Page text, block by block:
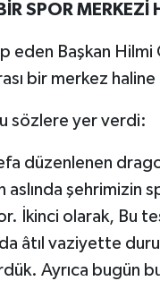
SPOR MERKEZİ
eden Başkan Hilmi
bir merkez
sözlere yer verdi:
düzenlenen
aslında şehrimizin
İkinci olarak, Bu
âtıl vaziyette
Ayrıca bugün